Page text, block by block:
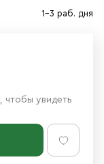
1-3 раб. дня
, чтобы увидеть